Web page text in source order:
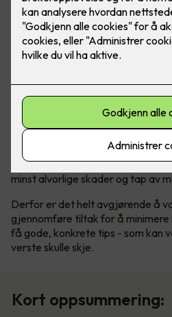
tipsene for å føle deg tryggere
Brannsikkerhet er en svært viktig
trygt og sikkert hjem. Brann kan
forårsake store ødeleggelser av
minst alvorlige skader og tap av
Derfor er det helt avgjørende å
gjennomføre tiltak for å minimere
få gode, konkrete tips - som kan
verste skulle skje.
Kort oppsummering: